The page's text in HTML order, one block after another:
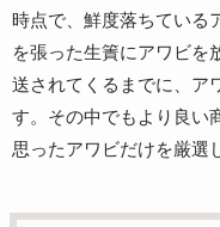
時点で、鮮度落ちている
を張った生簀にアワビを
送されてくるまでに、ア
す。その中でもより良い
思ったアワビだけを厳選